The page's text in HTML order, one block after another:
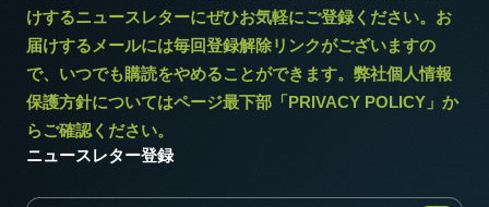
動作温度 (周辺温度)
-5°C ～ +45°C
けするニュースレターにぜひお気軽にご登録ください。お
届けするメールには毎回登録解除リンクがございますの
で、いつでも購読をやめることができます。弊社個人情報
保護方針についてはページ最下部「PRIVACY POLICY」か
らご確認ください。
ニュースレター登録